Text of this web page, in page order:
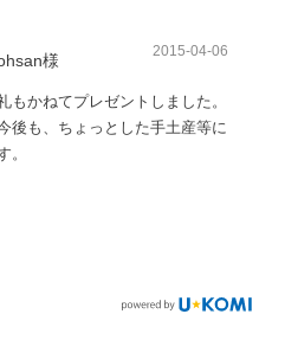
様 2015-04-06
もかねてプレゼントしました。
後も、ちょっとした手土産等に
。